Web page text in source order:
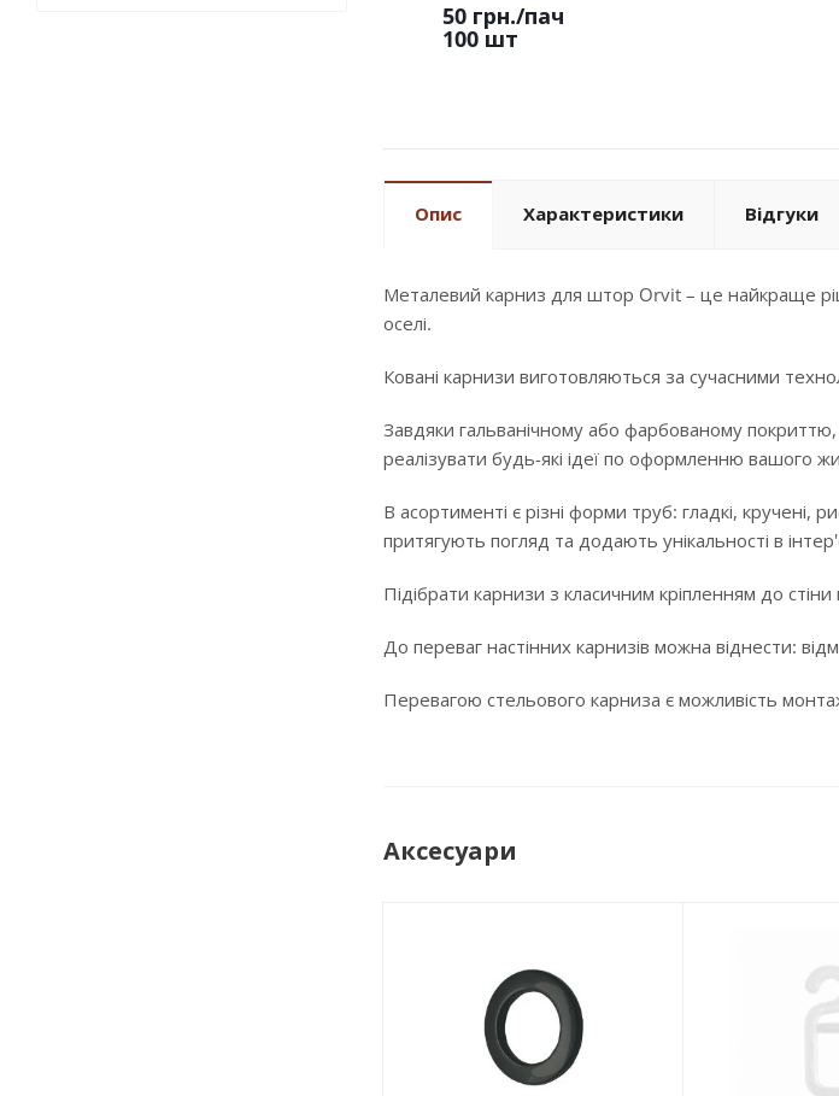
50 грн./пач
100 шт
Опис Характеристики Відгуки
Металевий карниз для штор Orvit – це найкраще
оселі.
Ковані карнизи виготовляються за сучасними
Завдяки гальванічному або фарбованому
реалізувати будь-які ідеї по оформленню вашого
В асортименті є різні форми труб: гладкі, кручені,
притягують погляд та додають унікальності в
Підібрати карнизи з класичним кріпленням до
До переваг настінних карнизів можна віднести:
Перевагою стельового карниза є можливість
Аксесуари